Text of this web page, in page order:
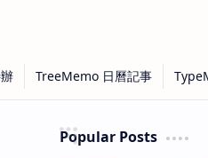
Popular Posts